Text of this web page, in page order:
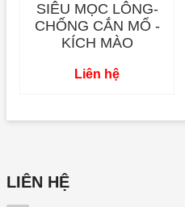
SIÊU MỌC LÔNG-
CHỐNG CẮN MỔ -
KÍCH MÀO
Liên hệ
LIÊN HỆ